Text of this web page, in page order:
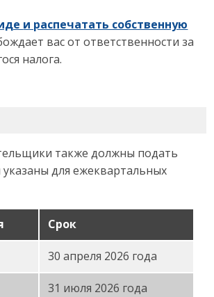
и распечатать собственную
вас от ответственности за
налога.
также должны подать
для ежеквартальных
Срок
30 апреля 2026 года
31 июля 2026 года